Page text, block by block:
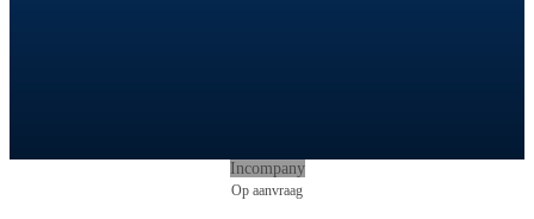
Incompany
Op aanvraag